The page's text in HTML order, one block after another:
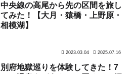
中央線の高尾から先の区間を旅し
てみた！【大月・猿橋・上野原・
相模湖】
2023.03.04 2025.07.16
別府地獄巡りを体験してきた！7